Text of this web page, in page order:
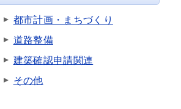
都市計画・まちづくり
道路整備
建築確認申請関連
その他